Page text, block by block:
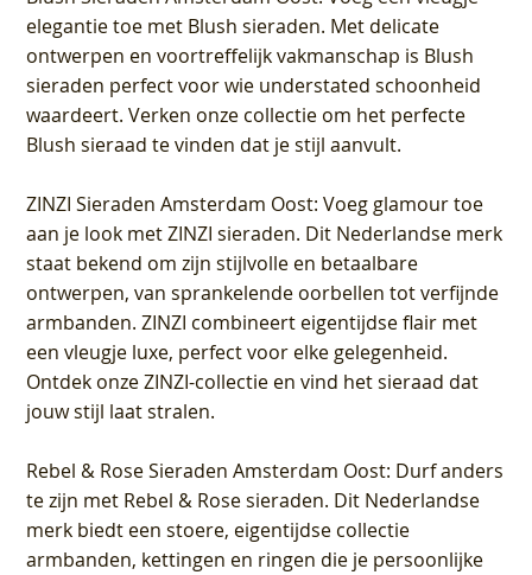
elegantie toe met Blush sieraden. Met delicate
ontwerpen en voortreffelijk vakmanschap is Blush
sieraden perfect voor wie understated schoonheid
waardeert. Verken onze collectie om het perfecte
Blush sieraad te vinden dat je stijl aanvult.
ZINZI Sieraden Amsterdam Oost: Voeg glamour toe
aan je look met ZINZI sieraden. Dit Nederlandse merk
staat bekend om zijn stijlvolle en betaalbare
ontwerpen, van sprankelende oorbellen tot verfijnde
armbanden. ZINZI combineert eigentijdse flair met
een vleugje luxe, perfect voor elke gelegenheid.
Ontdek onze ZINZI-collectie en vind het sieraad dat
jouw stijl laat stralen.
Rebel & Rose Sieraden Amsterdam Oost: Durf anders
te zijn met Rebel & Rose sieraden. Dit Nederlandse
merk biedt een stoere, eigentijdse collectie
armbanden, kettingen en ringen die je persoonlijke